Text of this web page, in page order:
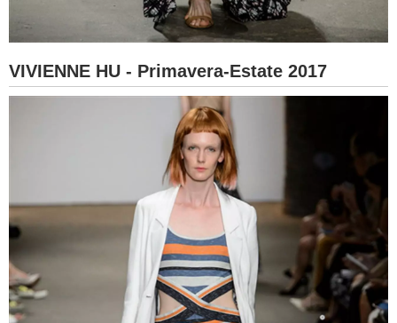
VIVIENNE HU - Primavera-Estate 2017